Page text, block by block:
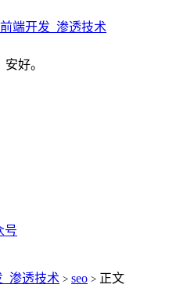
端开发_渗透技术
好。
号
_渗透技术 > seo > 正文